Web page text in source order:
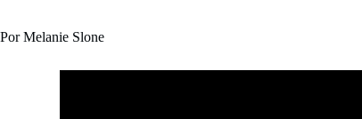
Por Melanie Slone